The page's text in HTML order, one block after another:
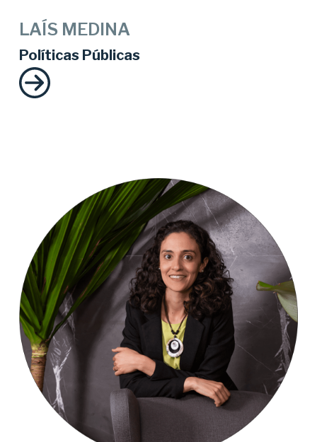
Políticas Públicas
LAÍS MEDINA